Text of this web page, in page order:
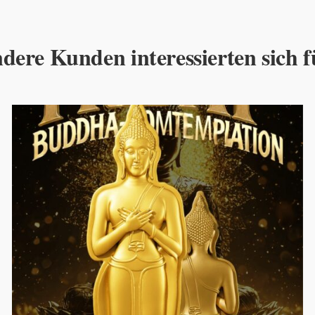
Kunden interessierten sich